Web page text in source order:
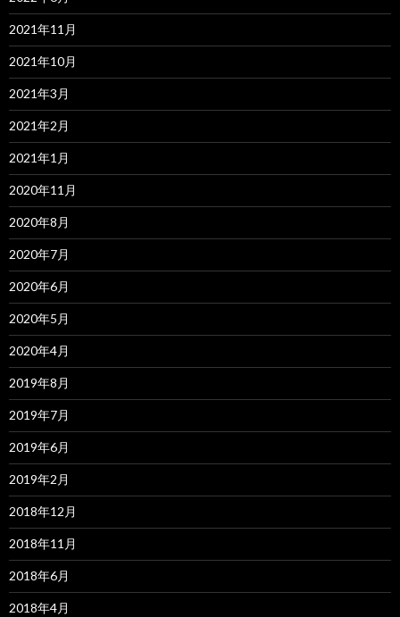
2021年11月
2021年10月
2021年3月
2021年2月
2021年1月
2020年11月
2020年8月
2020年7月
2020年6月
2020年5月
2020年4月
2019年8月
2019年7月
2019年6月
2019年2月
2018年12月
2018年11月
2018年6月
2018年4月